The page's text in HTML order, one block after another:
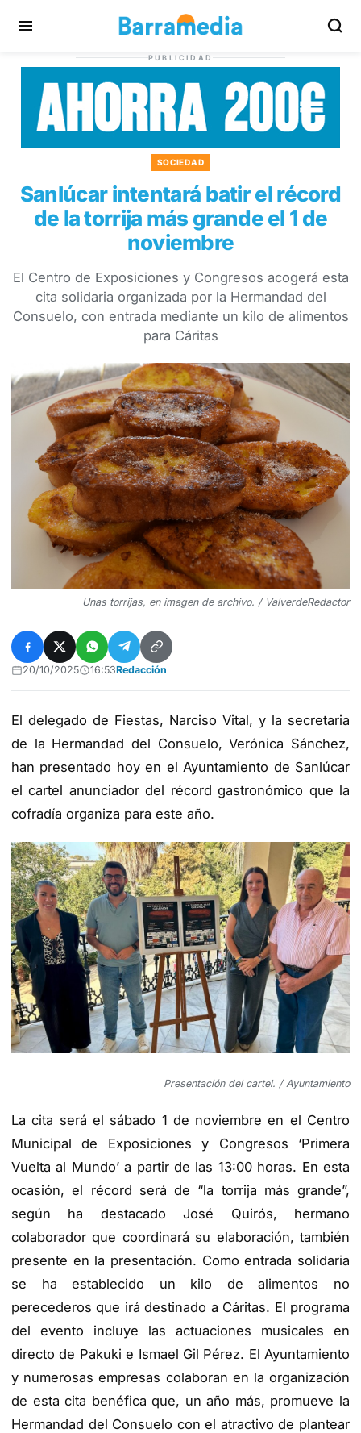
PUBLICIDAD
SOCIEDAD
Sanlúcar intentará batir el récord
de la torrija más grande el 1 de
noviembre
El Centro de Exposiciones y Congresos acogerá esta
cita solidaria organizada por la Hermandad del
Consuelo, con entrada mediante un kilo de alimentos
para Cáritas
Unas torrijas, en imagen de archivo. / ValverdeRedactor
20/10/2025 16:53Redacción
​El delegado de Fiestas, Narciso Vital, y la secretaria
de la Hermandad del Consuelo, Verónica Sánchez,
han presentado hoy en el Ayuntamiento de Sanlúcar
el cartel anunciador del récord gastronómico que la
cofradía organiza para este año.
Presentación del cartel. / Ayuntamiento
La cita será el sábado 1 de noviembre en el Centro
Municipal de Exposiciones y Congresos ‘Primera
Vuelta al Mundo’ a partir de las 13:00 horas. En esta
ocasión, el récord será de “la torrija más grande”,
según ha destacado José Quirós, hermano
colaborador que coordinará su elaboración, también
presente en la presentación. Como entrada solidaria
se ha establecido un kilo de alimentos no
perecederos que irá destinado a Cáritas. El programa
del evento incluye las actuaciones musicales en
directo de Pakuki e Ismael Gil Pérez. El Ayuntamiento
y numerosas empresas colaboran en la organización
de esta cita benéfica que, un año más, promueve la
Hermandad del Consuelo con el atractivo de plantear